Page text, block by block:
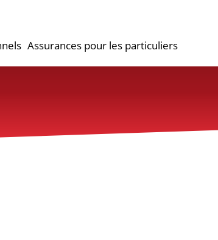
Assurances pour les particuliers